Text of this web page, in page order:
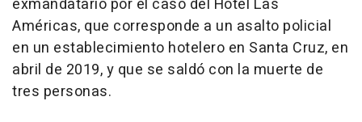
exmandatario por el caso del Hotel Las
Américas, que corresponde a un asalto policial
en un establecimiento hotelero en Santa Cruz, en
abril de 2019, y que se saldó con la muerte de
tres personas.